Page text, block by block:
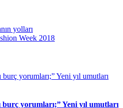
yolları
Week 2018
burç yorumları;” Yeni yıl umutları